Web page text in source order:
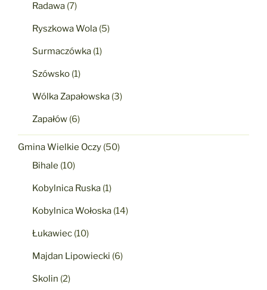
Radawa (7)
Ryszkowa Wola (5)
Surmaczówka (1)
Szówsko (1)
Wólka Zapałowska (3)
Zapałów (6)
Gmina Wielkie Oczy (50)
Bihale (10)
Kobylnica Ruska (1)
Kobylnica Wołoska (14)
Łukawiec (10)
Majdan Lipowiecki (6)
Skolin (2)